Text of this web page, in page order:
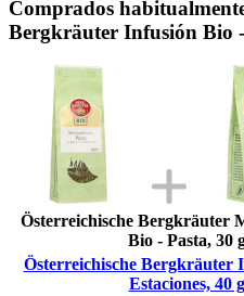
Comprados
Bergkräuter Infusión Bio -
Österreichische Bergkräuter
Bio - Pasta, 30
Österreichische Bergkräuter
Estaciones, 40 g